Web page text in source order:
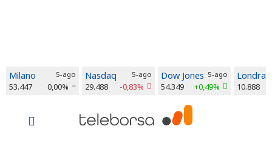
Milano 5-ago
53.447 0,00%
Nasdaq 5-ago
29.488 -0,83%
Dow Jones 5-ago
54.349 +0,49%
Londra
10.888